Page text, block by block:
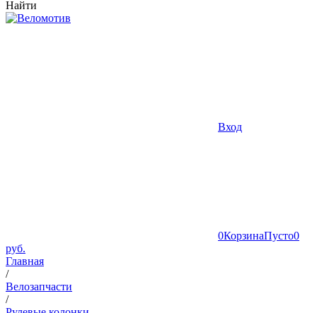
Найти
Вход
0КорзинаПусто0
руб.
Главная
/
Велозапчасти
/